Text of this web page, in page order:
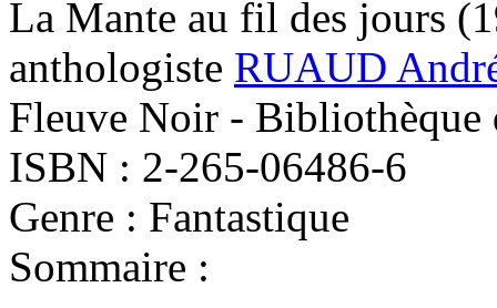
La Mante au fil des jours
anthologiste RUAUD
Fleuve Noir - Bibliothèque
ISBN : 2-265-06486-6
Genre : Fantastique
Sommaire :